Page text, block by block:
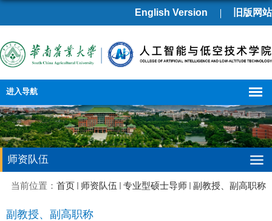
English Version 旧版网站
进入导航
师资队伍
当前位置： 首页 师资队伍 专业型硕士导师 副教授、副高职称
副教授、副高职称